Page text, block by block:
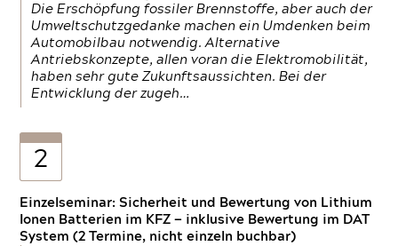
Die Erschöpfung fossiler Brennstoffe, aber auch der
Umweltschutzgedanke machen ein Umdenken beim
Automobilbau notwendig. Alternative
Antriebskonzepte, allen voran die Elektromobilität,
haben sehr gute Zukunftsaussichten. Bei der
Entwicklung der zugeh…
2
Einzelseminar: Sicherheit und Bewertung von Lithium
Ionen Batterien im KFZ — inklusive Bewertung im DAT
System (2 Termine, nicht einzeln buchbar)